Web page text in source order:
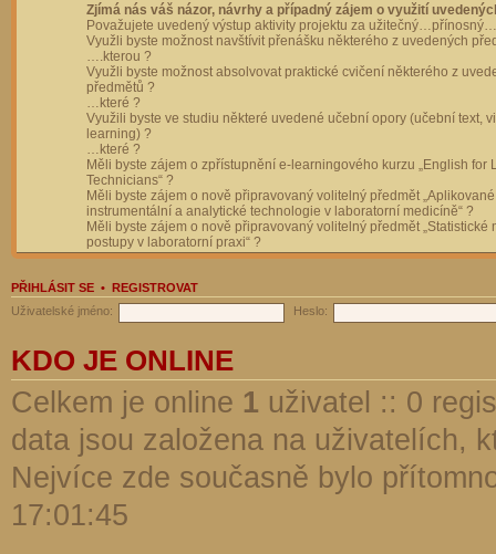
Zjímá nás váš názor, návrhy a případný zájem o využití
Považujete uvedený výstup aktivity projektu za
Využli byste možnost navštívit přenášku některého z uvedených
….kterou ?
Využli byste možnost absolvovat praktické cvičení některého z
předmětů ?
…které ?
Využili byste ve studiu některé uvedené učební opory (učební text,
learning) ?
…které ?
Měli byste zájem o zpřístupnění e-learningového kurzu „English for
Technicians“ ?
Měli byste zájem o nově připravovaný volitelný předmět „Aplikované
instrumentální a analytické technologie v laboratorní medicíně“ ?
Měli byste zájem o nově připravovaný volitelný předmět „Statistické
postupy v laboratorní praxi“ ?
PŘIHLÁSIT SE • REGISTROVAT
Uživatelské jméno:
Heslo:
KDO JE ONLINE
Celkem je online 1 uživatel :: 0
data jsou založena na uživatelích,
Nejvíce zde současně bylo
17:01:45